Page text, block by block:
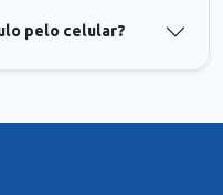
pelo celular?